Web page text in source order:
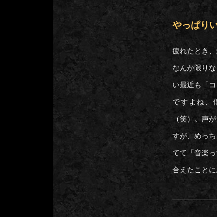
やっぱり
疲れたとき
なんか限り
い最近も「
ですよね、
（笑）。声
すが、めっ
てて「音楽
合えたこ